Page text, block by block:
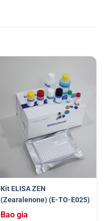
Kit ELISA ZEN
(Zearalenone) (E-TO-E025)
Bao gia